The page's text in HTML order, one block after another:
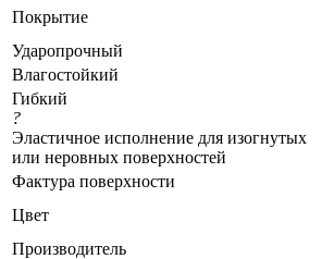
Покрытие
Ударопрочный
Влагостойкий
Гибкий
?
Эластичное исполнение для изогнутых
или неровных поверхностей
Фактура поверхности
Цвет
Производитель